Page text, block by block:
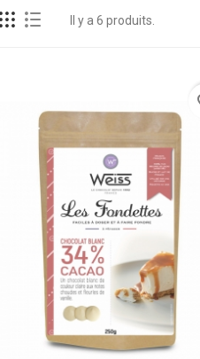
Il y a 6 produits.